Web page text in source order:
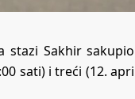
stazi Sakhir
sati) i treći (12.